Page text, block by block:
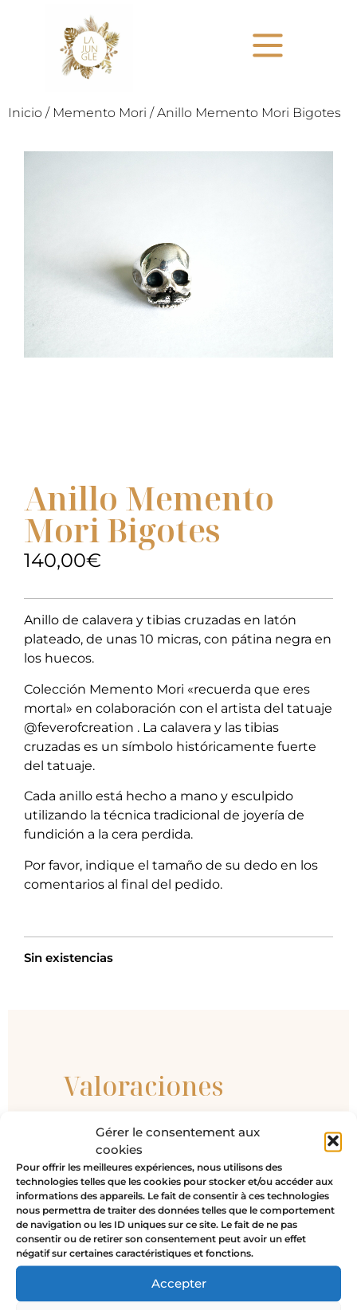
Gérer le consentement aux
cookies
Pour offrir les meilleures expériences, nous utilisons des
technologies telles que les cookies pour stocker et/ou accéder aux
informations des appareils. Le fait de consentir à ces technologies
nous permettra de traiter des données telles que le comportement
de navigation ou les ID uniques sur ce site. Le fait de ne pas
consentir ou de retirer son consentement peut avoir un effet
négatif sur certaines caractéristiques et fonctions.
Accepter
Inicio / Memento Mori / Anillo Memento Mori Bigotes
Anillo Memento
Mori Bigotes
140,00€
Anillo de calavera y tibias cruzadas en latón
plateado, de unas 10 micras, con pátina negra en
los huecos.
Colección Memento Mori «recuerda que eres
mortal» en colaboración con el artista del tatuaje
@feverofcreation . La calavera y las tibias
cruzadas es un símbolo históricamente fuerte
del tatuaje.
Cada anillo está hecho a mano y esculpido
utilizando la técnica tradicional de joyería de
fundición a la cera perdida.
Por favor, indique el tamaño de su dedo en los
comentarios al final del pedido.
Sin existencias
Valoraciones
Sé el primero en valorar “Anillo
Memento Mori Bigotes”
Tu dirección de correo electrónico
no será publicada. Los campos
obligatorios están marcados con *
Tu valoración*